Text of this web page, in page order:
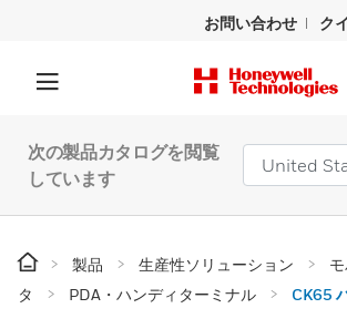
お問い合わせ ク
次の製品カタログを閲覧
しています
製品 生産性ソリューション
タ
PDA・ハンディターミナル CK65